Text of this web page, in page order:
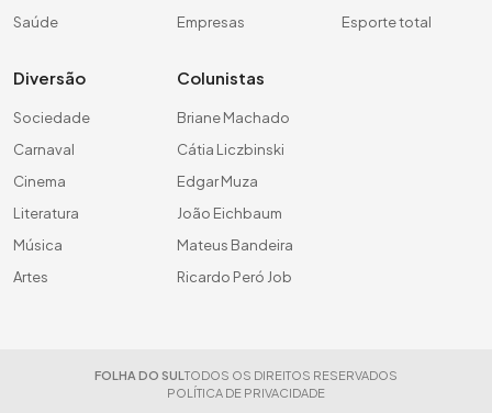
Saúde
Empresas
Esporte total
Diversão
Sociedade
Carnaval
Cinema
Literatura
Música
Artes
Colunistas
Briane Machado
Cátia Liczbinski
Edgar Muza
João Eichbaum
Mateus Bandeira
Ricardo Peró Job
FOLHA DO SUL TODOS OS DIREITOS RESERVADOS
POLÍTICA DE PRIVACIDADE